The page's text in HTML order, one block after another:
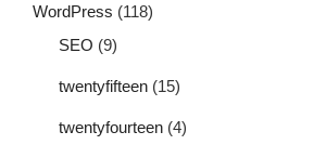
WordPress (118)
SEO (9)
twentyfifteen (15)
twentyfourteen (4)